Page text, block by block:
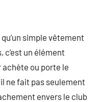
simple vêtement
c’est un élément
achète ou porte le
ne fait pas seulement
envers le club